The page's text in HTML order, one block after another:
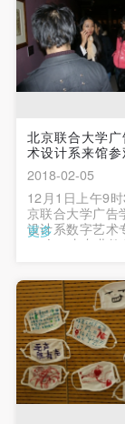
北京联合大学
术设计系来馆参
2018-02-05
12月1日上午9
京联合大学广告
设计系数字艺术
66人，由专业教
复兴珍品展——
罗契尔德收藏”
更多